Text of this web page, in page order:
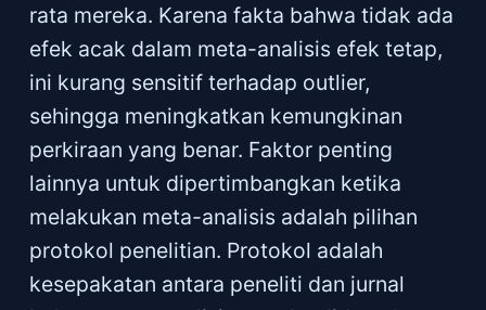
rata mereka. Karena fakta bahwa tidak ada
efek acak dalam meta-analisis efek tetap,
ini kurang sensitif terhadap outlier,
sehingga meningkatkan kemungkinan
perkiraan yang benar. Faktor penting
lainnya untuk dipertimbangkan ketika
melakukan meta-analisis adalah pilihan
protokol penelitian. Protokol adalah
kesepakatan antara peneliti dan jurnal